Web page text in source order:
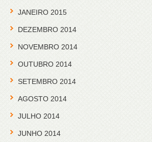
JANEIRO 2015
DEZEMBRO 2014
NOVEMBRO 2014
OUTUBRO 2014
SETEMBRO 2014
AGOSTO 2014
JULHO 2014
JUNHO 2014